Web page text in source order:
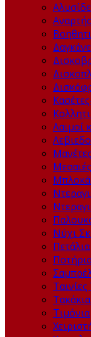
Λαιμοί
Μανέτες
Νύχι
Πετάλια
Τιμόνια